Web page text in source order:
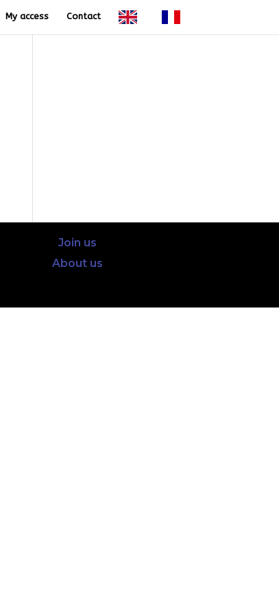
My access Contact
Join us
About us